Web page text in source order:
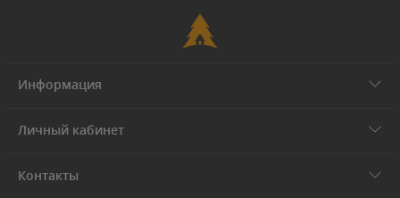
Информация
Личный кабинет
Контакты